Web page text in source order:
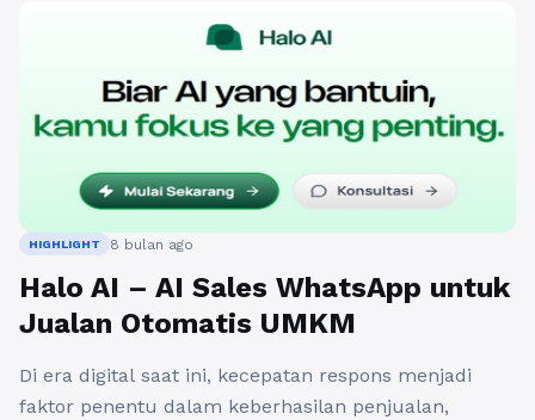
HIGHLIGHT 8 bulan ago
Halo AI – AI Sales WhatsApp untuk
Jualan Otomatis UMKM
Di era digital saat ini, kecepatan respons menjadi
faktor penentu dalam keberhasilan penjualan,